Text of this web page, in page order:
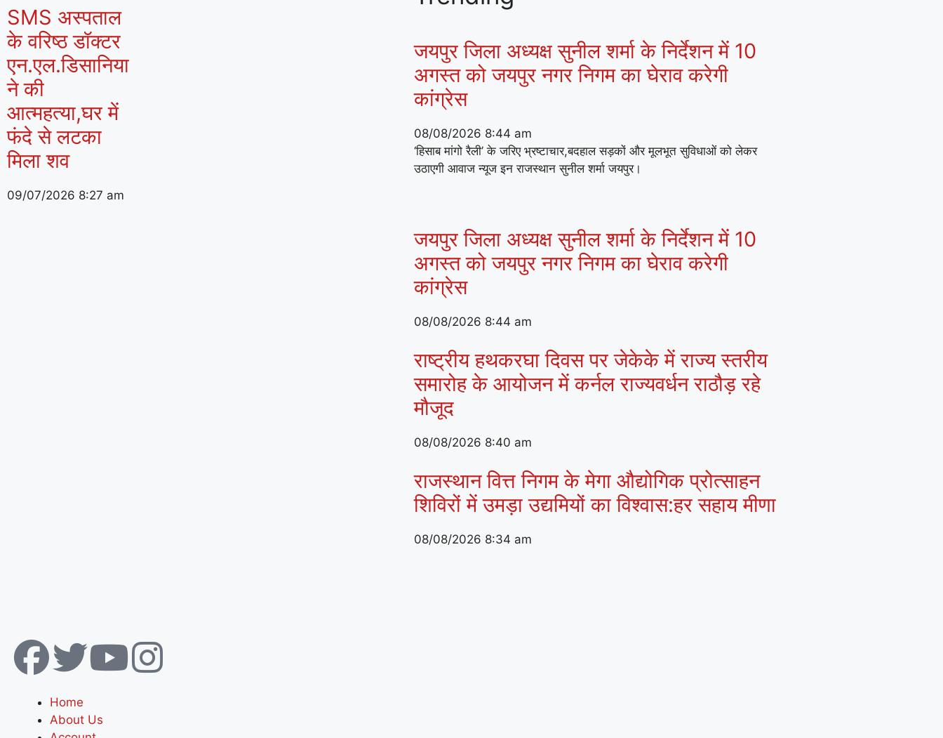
SMS अस्पताल
के वरिष्ठ डॉक्टर
एन.एल.डिसानिया
ने की
आत्महत्या,घर में
फंदे से लटका
मिला शव
09/07/2026 8:27 am
जयपुर जिला अध्यक्ष सुनील शर्मा के निर्देशन में 10
अगस्त को जयपुर नगर निगम का घेराव करेगी
कांग्रेस
08/08/2026 8:44 am
‘हिसाब मांगो रैली’ के जरिए भ्रष्टाचार,बदहाल सड़कों और मूलभूत सुविधाओं को लेकर
उठाएगी आवाज न्यूज इन राजस्थान सुनील शर्मा जयपुर।
जयपुर जिला अध्यक्ष सुनील शर्मा के निर्देशन में 10
अगस्त को जयपुर नगर निगम का घेराव करेगी
कांग्रेस
08/08/2026 8:44 am
राष्ट्रीय हथकरघा दिवस पर जेकेके में राज्य स्तरीय
समारोह के आयोजन में कर्नल राज्यवर्धन राठौड़ रहे
मौजूद
08/08/2026 8:40 am
राजस्थान वित्त निगम के मेगा औद्योगिक प्रोत्साहन
शिविरों में उमड़ा उद्यमियों का विश्वास:हर सहाय मीणा
08/08/2026 8:34 am
Home
About Us